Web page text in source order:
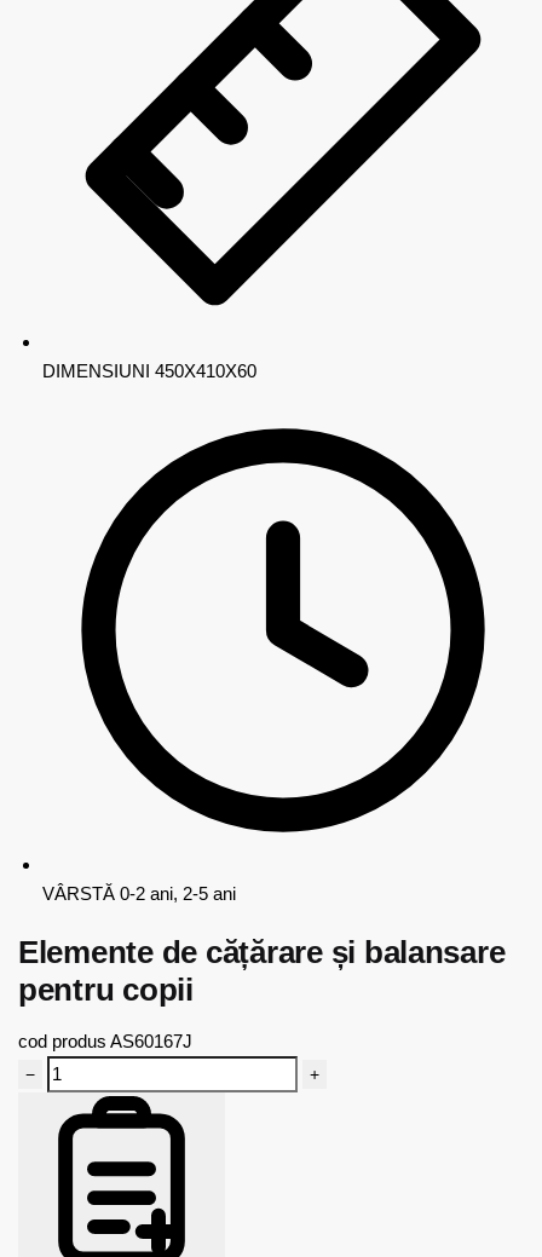
DIMENSIUNI 450X410X60
VÂRSTĂ 0-2 ani, 2-5 ani
Elemente de cățărare și balansare
pentru copii
cod produs AS60167J
− +